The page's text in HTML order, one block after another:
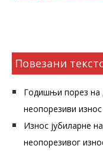
Повезани
Годишњи порез на
неопорезиви
Износ јубиларне
неопорезивог